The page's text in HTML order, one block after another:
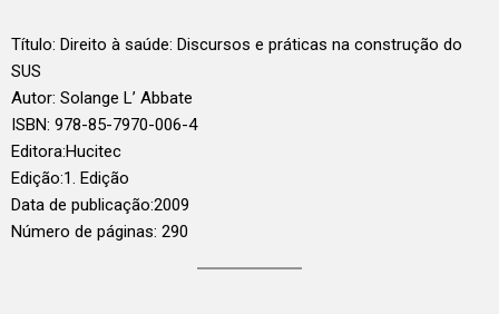
Título: Direito à saúde: Discursos e práticas na construção do
SUS
Autor: Solange L’ Abbate
ISBN: 978-85-7970-006-4
Editora:Hucitec
Edição:1. Edição
Data de publicação:2009
Número de páginas: 290